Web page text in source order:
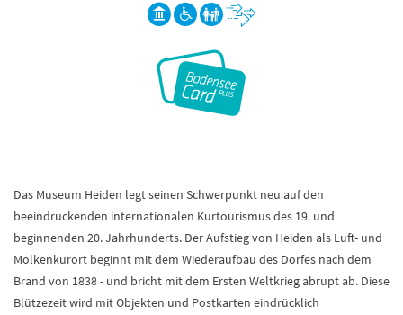
Das Museum Heiden legt seinen Schwerpunkt neu auf den
beeindruckenden internationalen Kurtourismus des 19. und
beginnenden 20. Jahrhunderts. Der Aufstieg von Heiden als Luft- und
Molkenkurort beginnt mit dem Wiederaufbau des Dorfes nach dem
Brand von 1838 - und bricht mit dem Ersten Weltkrieg abrupt ab. Diese
Blützezeit wird mit Objekten und Postkarten eindrücklich